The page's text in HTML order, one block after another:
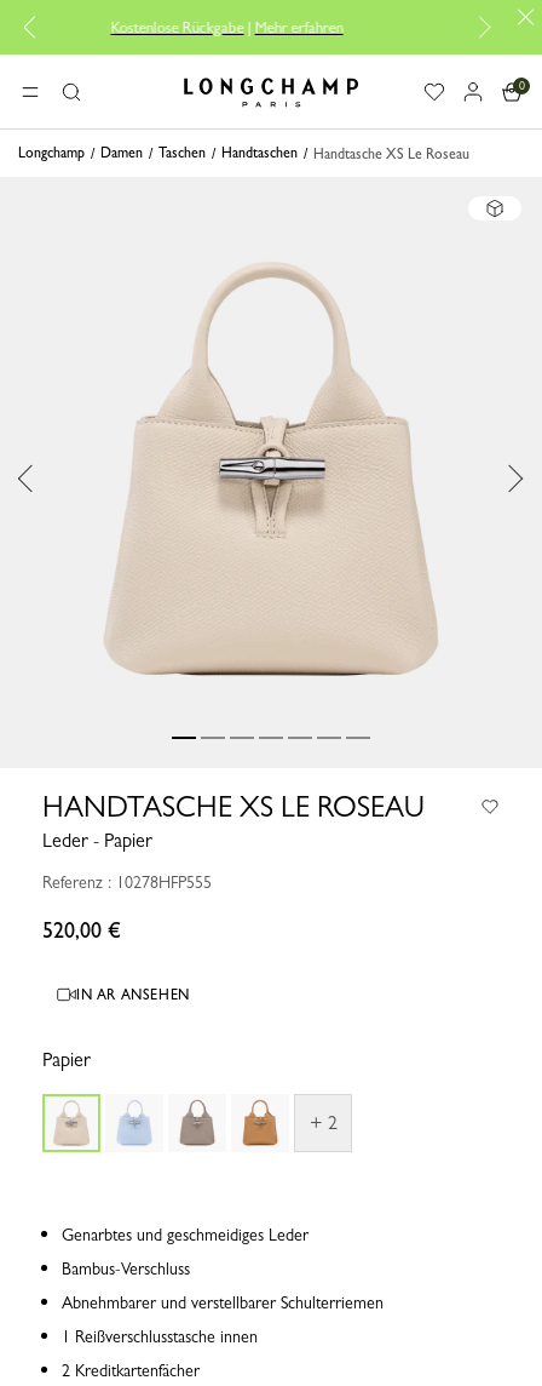
Kostenlose Rückgabe|Mehr erfahren Kostenlose
MENÜSuche Longchamp - Home
0
Longchamp Damen Taschen Handtaschen Handtasche XS Le Roseau
HANDTASCHE XS LE ROSEAU
Leder - Papier
Referenz : 10278HFP555
520,00 €
IN AR ANSEHEN
Papier
+ 2
Genarbtes und geschmeidiges Leder
Bambus-Verschluss
Abnehmbarer und verstellbarer Schulterriemen
1 Reißverschlusstasche innen
2 Kreditkartenfächer